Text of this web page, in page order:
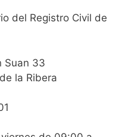
del Registro Civil de
Suan 33
la Ribera